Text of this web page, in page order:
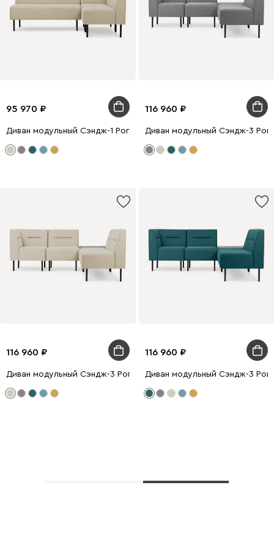
95 970
Диван модульный Сэндж-1 Рогожка Бежевый
116 960
Диван модульный Сэндж-3
116 960
Диван модульный Сэндж-3 Рогожка Бежевый
116 960
Диван модульный Сэндж-3